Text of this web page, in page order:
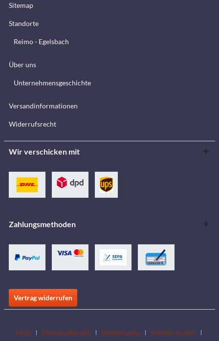
Sitemap
Standorte
Reimo - Egelsbach
Über uns
Unternehmensgeschichte
Versandinformationen
Widerrufsrecht
Wir verschicken mit
Zahlungsmethoden
Vertrag widerrufen
FAQs Downloadbereich Händlersuche Händler werden